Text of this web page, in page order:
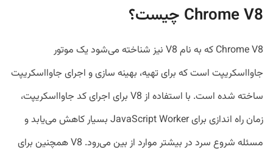
Chrome V8 چیست؟
Chrome V8 که به نام V8 نیز شناخته می‌شود یک موتور
جاوااسکریپت است که برای تهیه، بهینه سازی و اجرای جاوااسکریپت
ساخته شده است. با استفاده از V8 برای اجرای کد جاوااسکریپت،
زمان راه اندازی برای JavaScript Worker بسیار کاهش می‌یابد و
مسئله شروع سرد در بیشتر موارد از بین می‌رود. V8 همچنین برای